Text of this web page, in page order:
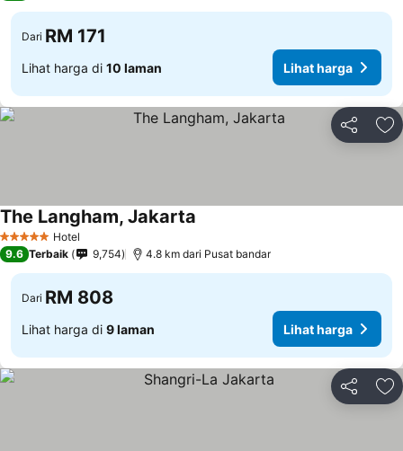
Dari RM 171
Lihat harga di 10 laman Lihat harga
Kongsi
5 Bintang Hotel
The Langham, Jakarta
9.6 Terbaik 9,754 4.8 km dari Pusat bandar
Dari RM 808
Lihat harga di 9 laman Lihat harga
Kongsi